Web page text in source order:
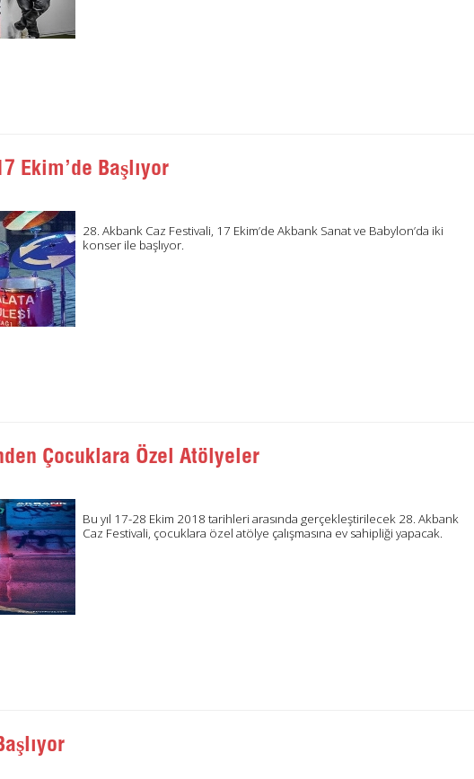
Ekim’de Başlıyor
28. Akbank Caz Festivali, 17 Ekim’de Akbank Sanat ve Babylon’da iki
konser ile başlıyor.
Çocuklara Özel Atölyeler
Bu yıl 17-28 Ekim 2018 tarihleri arasında gerçekleştirilecek 28. Akbank
Caz Festivali, çocuklara özel atölye çalışmasına ev sahipliği yapacak.